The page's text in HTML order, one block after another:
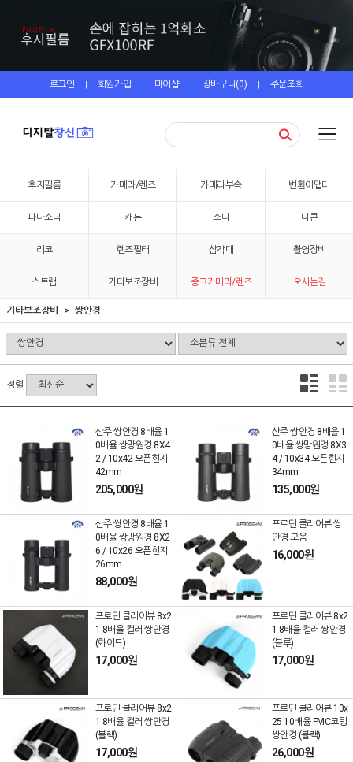
로그인 | 회원가입 | 마이샵 | 장바구니(0) | 주문조회
후지필름 카메라/렌즈 카메라부속 변환어댑터
파나소닉 캐논 소니 니콘
리코 렌즈필터 삼각대 촬영장비
스트랩 기타보조장비 중고카메라/렌즈 오시는길
기타보조장비 쌍안경
정렬
산주 쌍안경 8배율 1
0배율 쌍망원경 8X4
2 / 10x42 오픈힌지
42mm
205,000원
산주 쌍안경 8배율 1
0배율 쌍망원경 8X3
4 / 10x34 오픈힌지
34mm
135,000원
산주 쌍안경 8배율 1
0배율 쌍망원경 8X2
6 / 10x26 오픈힌지
26mm
88,000원
프로딘 클리어뷰 쌍
안경 모음
16,000원
프로딘 클리어뷰 8x2
1 8배율 컬러 쌍안경
(화이트)
17,000원
프로딘 클리어뷰 8x2
1 8배율 컬러 쌍안경
(블루)
17,000원
프로딘 클리어뷰 8x2
1 8배율 컬러 쌍안경
(블랙)
17,000원
프로딘 클리어뷰 10x
25 10배율 FMC코팅
쌍안경 (블랙)
26,000원